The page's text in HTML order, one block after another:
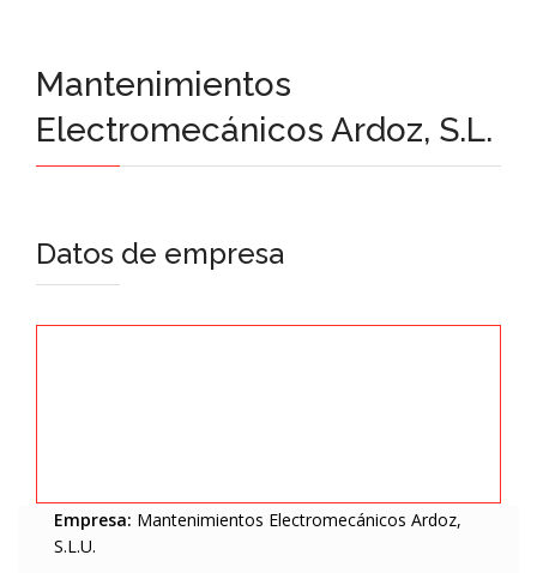
Mantenimientos
Electromecánicos Ardoz, S.L.
Datos de empresa
Empresa: Mantenimientos Electromecánicos Ardoz,
S.L.U.